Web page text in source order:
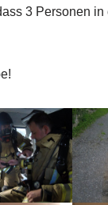
3 Personen